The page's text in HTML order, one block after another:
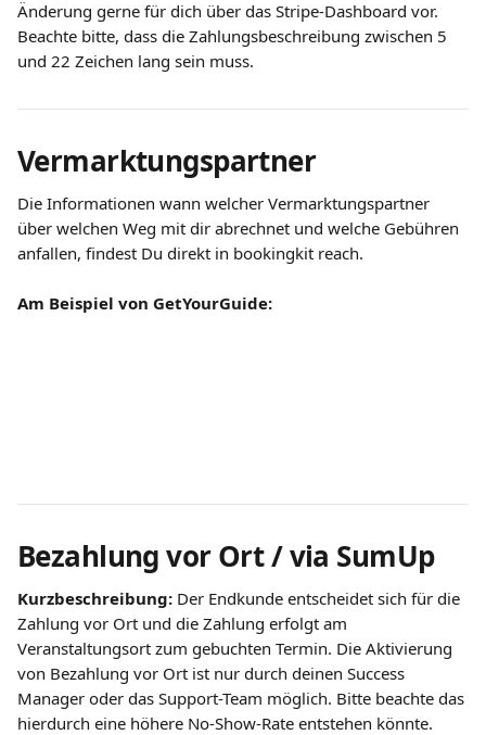
Änderung gerne für dich über das Stripe-Dashboard vor.
Beachte bitte, dass die Zahlungsbeschreibung zwischen 5
und 22 Zeichen lang sein muss.
Vermarktungspartner
Die Informationen wann welcher Vermarktungspartner
über welchen Weg mit dir abrechnet und welche Gebühren
anfallen, findest Du direkt in bookingkit reach.
Am Beispiel von GetYourGuide:
Bezahlung vor Ort / via SumUp
Kurzbeschreibung: Der Endkunde entscheidet sich für die
Zahlung vor Ort und die Zahlung erfolgt am
Veranstaltungsort zum gebuchten Termin. Die Aktivierung
von Bezahlung vor Ort ist nur durch deinen Success
Manager oder das Support-Team möglich. Bitte beachte das
hierdurch eine höhere No-Show-Rate entstehen könnte.